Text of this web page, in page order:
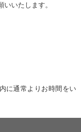
いたします。
に通常よりお時間をい